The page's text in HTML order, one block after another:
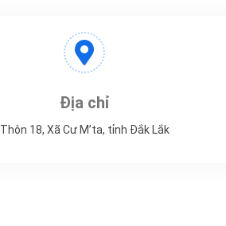
Địa chỉ
Thôn 18, Xã Cư M’ta, tỉnh Đắk Lắk